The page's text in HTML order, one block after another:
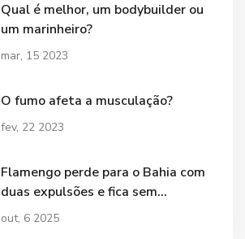
Qual é melhor, um bodybuilder ou
um marinheiro?
mar, 15 2023
O fumo afeta a musculação?
fev, 22 2023
Flamengo perde para o Bahia com
duas expulsões e fica sem
titulares contra o Botafogo
out, 6 2025